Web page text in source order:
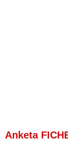
Anketa